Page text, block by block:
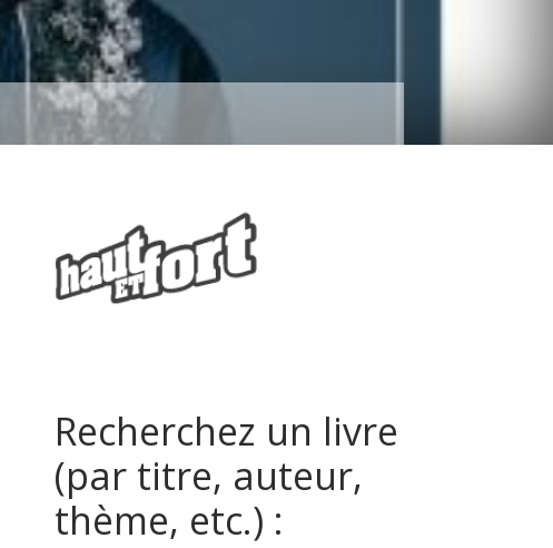
Recherchez un livre
(par titre, auteur,
thème, etc.) :